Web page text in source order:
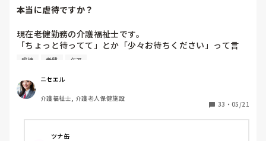
本当に虐待ですか？
現在老健勤務の介護福祉士です。
「ちょっと待ってて」とか「少々お待ちください」って言
葉、よく使いませんか？私の施設ではこの言葉は「利用者本
つまり虐待と同じ枠組みです。
そんなに悪い言葉ですか？むしろ必要な言葉だと思うのです
がいかがでしょう？
虐待 老健 ケア
ニセエル
介護福祉士, 介護老人保健施設
33 ・ 05/21
ツナ缶